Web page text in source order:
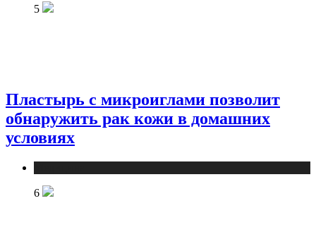
5
Пластырь с микроиглами позволит
обнаружить рак кожи в домашних
условиях
6